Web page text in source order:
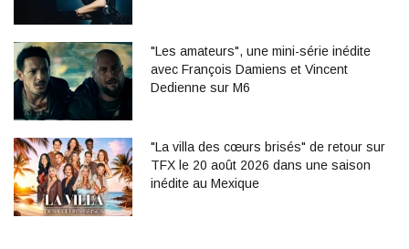
"Les amateurs", une mini-série inédite
avec François Damiens et Vincent
Dedienne sur M6
"La villa des cœurs brisés" de retour sur
TFX le 20 août 2026 dans une saison
inédite au Mexique